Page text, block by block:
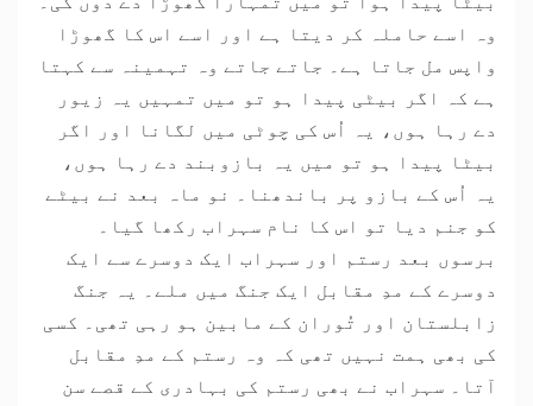
وہ اسے حاملہ کر دیتا ہے اور اسے اس کا گھوڑا
واپس مل جاتا ہے۔ جاتے جاتے وہ تہمینہ سے کہتا
ہے کہ اگر بیٹی پیدا ہو تو میں تمہیں یہ زیور
دے رہا ہوں، یہ اُس کی چوٹی میں لگانا اور اگر
بیٹا پیدا ہو تو میں یہ بازوبند دے رہا ہوں،
یہ اُس کے بازو پر باندھنا۔ نو ماہ بعد نے بیٹے
کو جنم دیا تو اس کا نام سہراب رکھا گیا۔
برسوں بعد رستم اور سہراب ایک دوسرے سے ایک
دوسرے کے مدِ مقابل ایک جنگ میں ملے۔ یہ جنگ
زابلستان اور تُوران کے مابین ہو رہی تھی۔ کسی
کی بھی ہمت نہیں تھی کہ وہ رستم کے مدِ مقابل
آتا۔ سہراب نے بھی رستم کی بہادری کے قصے سن